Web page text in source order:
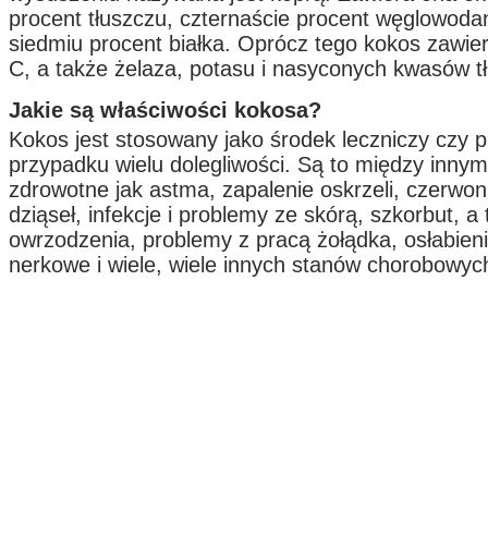
procent tłuszczu, czternaście procent
siedmiu procent białka. Oprócz tego kokos
C, a także żelaza, potasu i nasyconych kwasów
Jakie są właściwości kokosa?
Kokos jest stosowany jako środek leczniczy czy
przypadku wielu dolegliwości. Są to między
zdrowotne jak astma, zapalenie oskrzeli,
dziąseł, infekcje i problemy ze skórą, szkorbut,
owrzodzenia, problemy z pracą żołądka,
nerkowe i wiele, wiele innych stanów